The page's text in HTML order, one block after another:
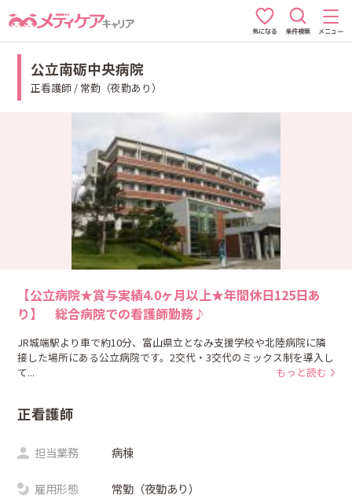
気になる 条件検索 メニュー
公立南砺中央病院
正看護師 / 常勤（夜勤あり）
【公立病院★賞与実績4.0ヶ月以上★年間休日125日あ
り】 総合病院での看護師勤務♪
JR城端駅より車で約10分、富山県立となみ支援学校や北陸病院に隣
接した場所にある公立病院です。2交代・3交代のミックス制を導入し
て...
もっと読む
正看護師
担当業務 病棟
雇用形態 常勤（夜勤あり）